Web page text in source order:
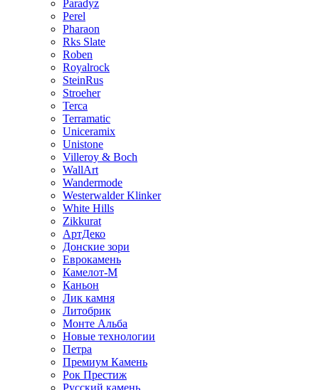
Paradyz
Perel
Pharaon
Rks Slate
Roben
Royalrock
SteinRus
Stroeher
Terca
Terramatic
Uniceramix
Unistone
Villeroy & Boch
WallArt
Wandermode
Westerwalder Klinker
White Hills
Zikkurat
АртДеко
Донские зори
Еврокамень
Камелот-М
Каньон
Лик камня
Литобрик
Монте Альба
Новые технологии
Петра
Премиум Камень
Рок Престиж
Русский камень